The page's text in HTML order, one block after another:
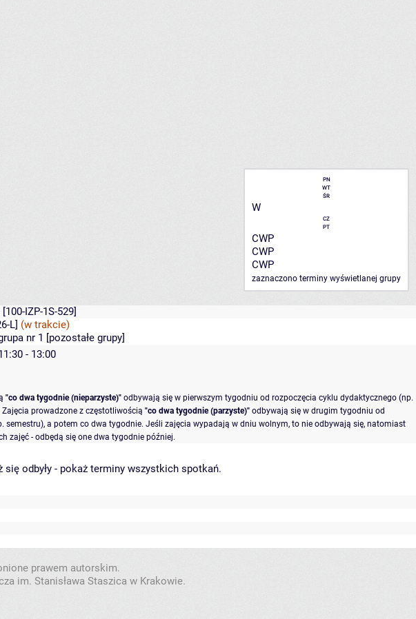
PN
WT
ŚR
W
CZ
PT
CWP
CWP
CWP
zaznaczono terminy wyświetlanej grupy
[100-IZP-1S-529]
L] (w trakcie)
nr 1 [pozostałe grupy]
- 13:00
"co dwa tygodnie (nieparzyste)" odbywają się w pierwszym tygodniu od rozpoczęcia cyklu dydaktycznego (np.
prowadzone z częstotliwością "co dwa tygodnie (parzyste)" odbywają się w drugim tygodniu od
semestru), a potem co dwa tygodnie. Jeśli zajęcia wypadają w dniu wolnym, to nie odbywają się, natomiast
zajęć - odbędą się one dwa tygodnie później.
się odbyły - pokaż terminy wszystkich spotkań.
prawem autorskim.
im. Stanisława Staszica w Krakowie.